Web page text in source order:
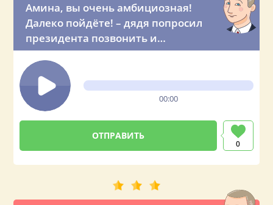
Амина, вы очень амбициозная!
Далеко пойдёте! – дядя попросил
президента позвонить и
оригинально поздравить свою
племянницу с ДР
00:00
0